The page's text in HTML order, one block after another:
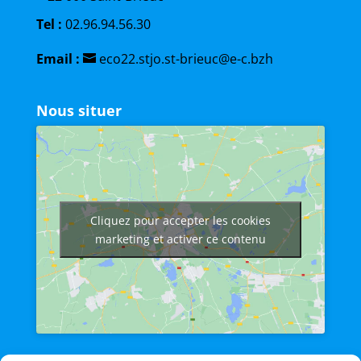
Tel : 02.96.94.56.30
Email :
eco22.stjo.st-brieuc@e-c.bzh
Nous situer
Cliquez pour accepter les cookies
marketing et activer ce contenu